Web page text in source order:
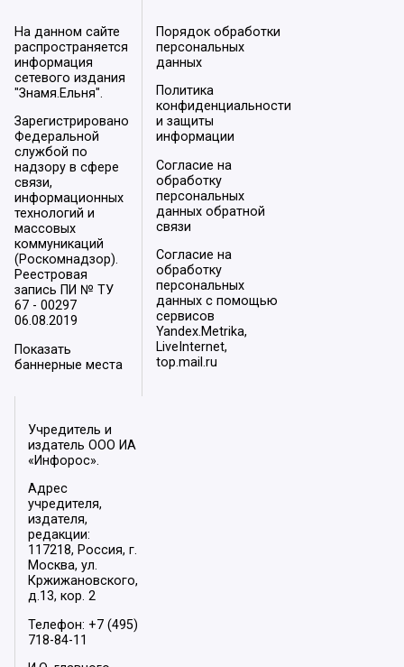
На данном сайте
распространяется
информация
сетевого издания
"Знамя.Ельня".
Зарегистрировано
Федеральной
службой по
надзору в сфере
связи,
информационных
технологий и
массовых
коммуникаций
(Роскомнадзор).
Реестровая
запись ПИ № ТУ
67 - 00297
06.08.2019
Показать
баннерные места
Порядок обработки
персональных
данных
Политика
конфиденциальности
и защиты
информации
Согласие на
обработку
персональных
данных обратной
связи
Согласие на
обработку
персональных
данных с помощью
сервисов
Yandex.Metrika,
LiveInternet,
top.mail.ru
Учредитель и
издатель ООО ИА
«Инфорос».
Адрес
учредителя,
издателя,
редакции:
117218, Россия, г.
Москва, ул.
Кржижановского,
д.13, кор. 2
Телефон: +7 (495)
718-84-11